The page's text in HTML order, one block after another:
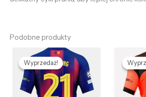
Podobne produkty
Wyprzedaż!
Wyprzedaż!
Pierwotna
cena
wynosiła:
436,59 zł.
Aktualna
cena
wynosi:
132,65 zł.